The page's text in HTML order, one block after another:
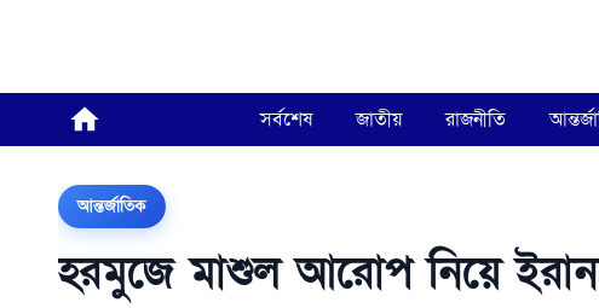
সর্বশেষ জাতীয় রাজনীতি
আন্তর্জাতিক
হরমুজে মাশুল আরোপ নিয়ে